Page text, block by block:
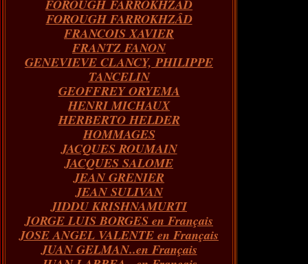
FOROUGH FARROKHZAD
FOROUGH FARROKHZÂD
FRANCOIS XAVIER
FRANTZ FANON
GENEVIEVE CLANCY, PHILIPPE
TANCELIN
GEOFFREY ORYEMA
HENRI MICHAUX
HERBERTO HELDER
HOMMAGES
JACQUES ROUMAIN
JACQUES SALOME
JEAN GRENIER
JEAN SULIVAN
JIDDU KRISHNAMURTI
JORGE LUIS BORGES en Français
JOSE ANGEL VALENTE en Français
JUAN GELMAN..en Français